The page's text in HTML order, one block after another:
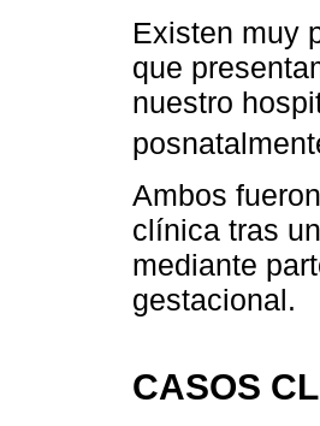
Existen muy
que
nuestro
Ambos
clínica tras
mediante
gestacional.
CASOS